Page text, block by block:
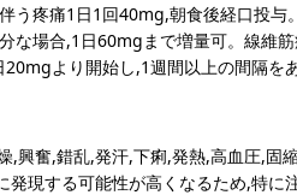
う疼痛1日1回40mg,朝食後経口投
な場合,1日60mgまで増量可。線維
より開始し,1週間以上の間隔を
,興奮,錯乱,発汗,下痢,発熱,高血圧,固
現する可能性が高くなるため,特に